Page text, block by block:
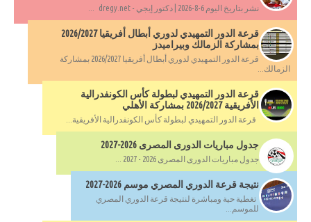
نشر بتاريخ اليوم 6-8-2026 | دكتور إيجي - dregy.net ...
قرعة الدور التمهيدي لدوري أبطال أفريقيا 2026/2027
بمشاركة الزمالك وبيراميدز
قرعة الدور التمهيدي لدوري أبطال أفريقيا 2026/2027 بمشاركة
الزمالك...
قرعة الدور التمهيدي لبطولة كأس الكونفدرالية
الأفريقية 2026/2027 بمشاركة الأهلي
قرعة الدور التمهيدي لبطولة كأس الكونفدرالية الأفريقية...
جدول مباريات الدورى المصرى 2026-2027
جدول مباريات الدورى المصرى 2026 - 2027 ...
نتيجة قرعة الدوري المصري موسم 2026-2027
تغطية حية ومباشرة لنتيجة قرعة الدوري المصري
للموسم...